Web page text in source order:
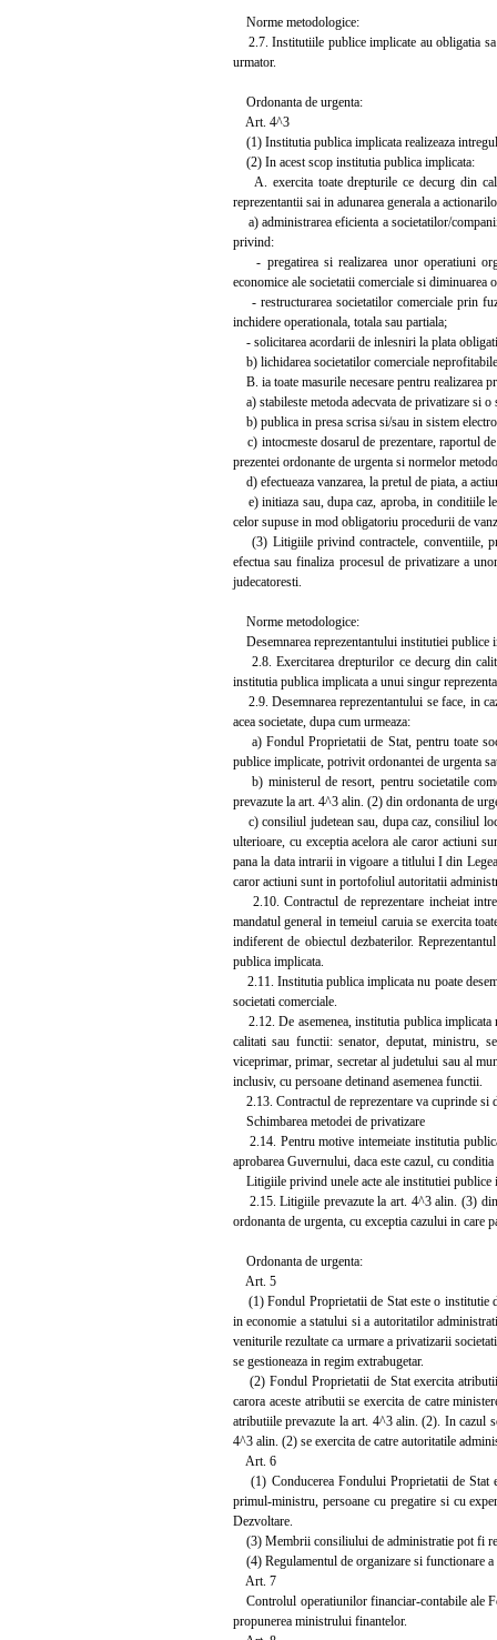
Norme metodologice:
2.7. Institutiile publice implicate au obligatia sa
urmator.
Ordonanta de urgenta:
Art. 4^3
(1) Institutia publica implicata realizeaza
(2) In acest scop institutia publica implicata:
A. exercita toate drepturile ce decurg din
reprezentantii sai in adunarea generala a
a) administrarea eficienta a societatilor/
privind:
- pregatirea si realizarea unor operatiuni
economice ale societatii comerciale si diminuarea
- restructurarea societatilor comerciale prin
inchidere operationala, totala sau partiala;
- solicitarea acordarii de inlesniri la plata
b) lichidarea societatilor comerciale
B. ia toate masurile necesare pentru realizarea
a) stabileste metoda adecvata de privatizare si o
b) publica in presa scrisa si/sau in sistem
c) intocmeste dosarul de prezentare, raportul
prezentei ordonante de urgenta si normelor
d) efectueaza vanzarea, la pretul de piata, a
e) initiaza sau, dupa caz, aproba, in conditiile
celor supuse in mod obligatoriu procedurii de
(3) Litigiile privind contractele, conventiile,
efectua sau finaliza procesul de privatizare a
judecatoresti.
Norme metodologice:
Desemnarea reprezentantului institutiei publice
2.8. Exercitarea drepturilor ce decurg din
institutia publica implicata a unui singur
2.9. Desemnarea reprezentantului se face, in
acea societate, dupa cum urmeaza:
a) Fondul Proprietatii de Stat, pentru toate
publice implicate, potrivit ordonantei de urgenta
b) ministerul de resort, pentru societatile
prevazute la art. 4^3 alin. (2) din ordonanta de
c) consiliul judetean sau, dupa caz, consiliul
ulterioare, cu exceptia acelora ale caror actiuni
pana la data intrarii in vigoare a titlului I din
caror actiuni sunt in portofoliul autoritatii
2.10. Contractul de reprezentare incheiat intre
mandatul general in temeiul caruia se exercita
indiferent de obiectul dezbaterilor.
publica implicata.
2.11. Institutia publica implicata nu poate
societati comerciale.
2.12. De asemenea, institutia publica implicata
calitati sau functii: senator, deputat, ministru,
viceprimar, primar, secretar al judetului sau al
inclusiv, cu persoane detinand asemenea functii.
2.13. Contractul de reprezentare va cuprinde si
Schimbarea metodei de privatizare
2.14. Pentru motive intemeiate institutia
aprobarea Guvernului, daca este cazul, cu
Litigiile privind unele acte ale institutiei publice
2.15. Litigiile prevazute la art. 4^3 alin. (3) din
ordonanta de urgenta, cu exceptia cazului in care
Ordonanta de urgenta:
Art. 5
(1) Fondul Proprietatii de Stat este o institutie
in economie a statului si a autoritatilor
veniturile rezultate ca urmare a privatizarii
se gestioneaza in regim extrabugetar.
(2) Fondul Proprietatii de Stat exercita
carora aceste atributii se exercita de catre
atributiile prevazute la art. 4^3 alin. (2). In cazul
4^3 alin. (2) se exercita de catre autoritatile
Art. 6
(1) Conducerea Fondului Proprietatii de Stat
primul-ministru, persoane cu pregatire si cu
Dezvoltare.
(3) Membrii consiliului de administratie pot fi
(4) Regulamentul de organizare si functionare
Art. 7
Controlul operatiunilor financiar-contabile ale
propunerea ministrului finantelor.